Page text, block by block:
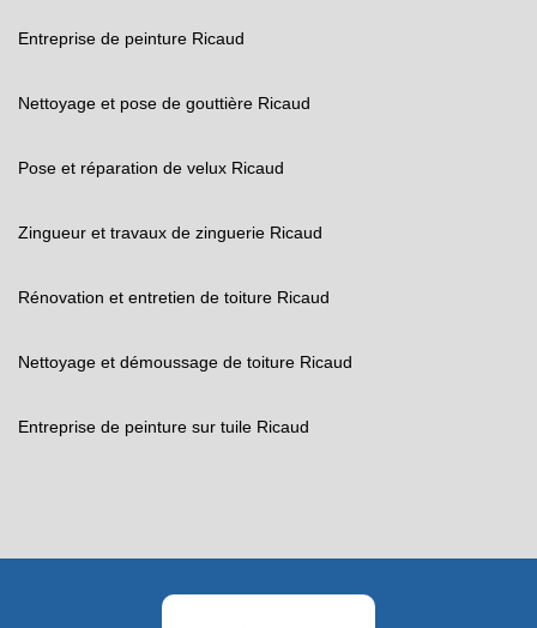
Entreprise de peinture Ricaud
Nettoyage et pose de gouttière Ricaud
Pose et réparation de velux Ricaud
Zingueur et travaux de zinguerie Ricaud
Rénovation et entretien de toiture Ricaud
Nettoyage et démoussage de toiture Ricaud
Entreprise de peinture sur tuile Ricaud